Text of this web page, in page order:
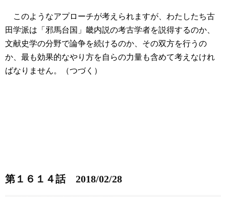
このようなアプローチが考えられますが、わたしたち古
田学派は「邪馬台国」畿内説の考古学者を説得するのか、
文献史学の分野で論争を続けるのか、その双方を行うの
か、最も効果的なやり方を自らの力量も含めて考えなけれ
ばなりません。（つづく）
第１６１４話 2018/02/28